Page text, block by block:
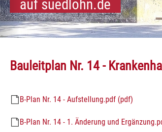
Oeding:
und Oeding:
Südlohn und Oeding:
Südlohn und Oeding:
Südlohn und Oeding:
Südlohn und Oeding:
Südlohn und Oeding:
Südlohn und Oeding:
Südlohn und
Südlohn
auf suedlohn.de
Bauleitplan Nr. 14 -
B-Plan Nr. 14 - Aufstellung.pdf (pdf)
B-Plan Nr. 14 - 1. Änderung und